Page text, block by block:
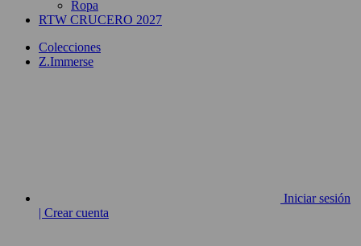
Ropa
RTW CRUCERO 2027
Colecciones
Z.Immerse
Iniciar sesión
| Crear cuenta